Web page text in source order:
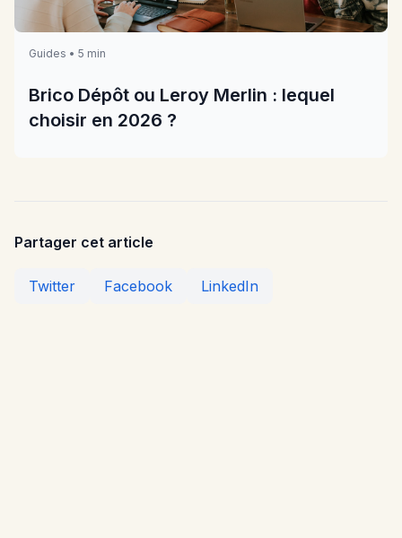
Guides • 5 min
Brico Dépôt ou Leroy Merlin : lequel
choisir en 2026 ?
Partager cet article
Twitter Facebook LinkedIn